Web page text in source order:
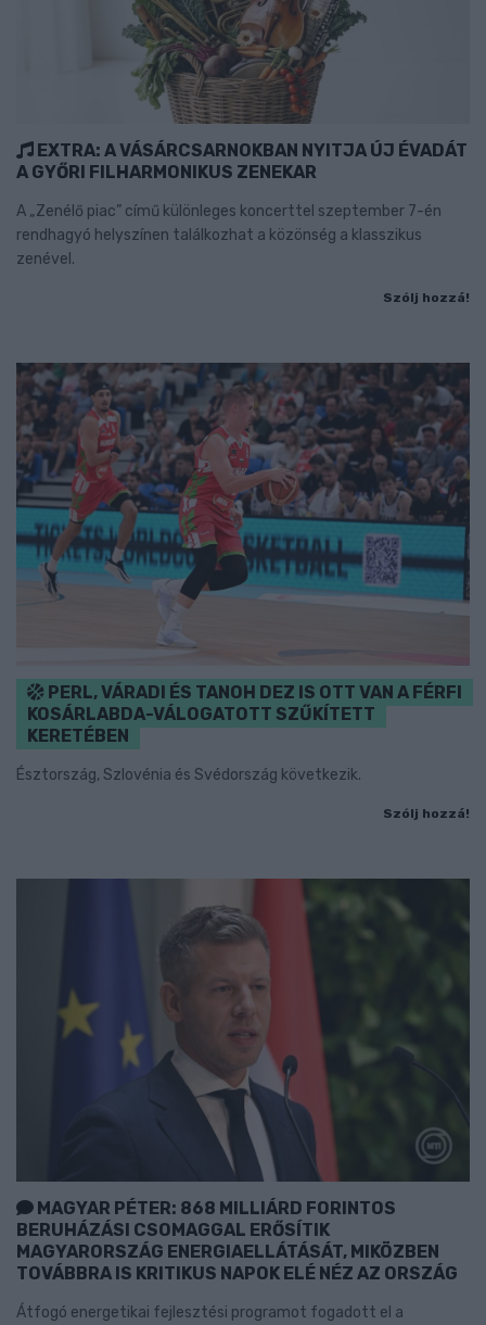
EXTRA: A VÁSÁRCSARNOKBAN NYITJA ÚJ ÉVADÁT
A GYŐRI FILHARMONIKUS ZENEKAR
A „Zenélő piac” című különleges koncerttel szeptember 7-én
rendhagyó helyszínen találkozhat a közönség a klasszikus
zenével.
Szólj hozzá!
PERL, VÁRADI ÉS TANOH DEZ IS OTT VAN A FÉRFI
KOSÁRLABDA-VÁLOGATOTT SZŰKÍTETT
KERETÉBEN
Észtország, Szlovénia és Svédország következik.
Szólj hozzá!
MAGYAR PÉTER: 868 MILLIÁRD FORINTOS
BERUHÁZÁSI CSOMAGGAL ERŐSÍTIK
MAGYARORSZÁG ENERGIAELLÁTÁSÁT, MIKÖZBEN
TOVÁBBRA IS KRITIKUS NAPOK ELÉ NÉZ AZ ORSZÁG
Átfogó energetikai fejlesztési programot fogadott el a